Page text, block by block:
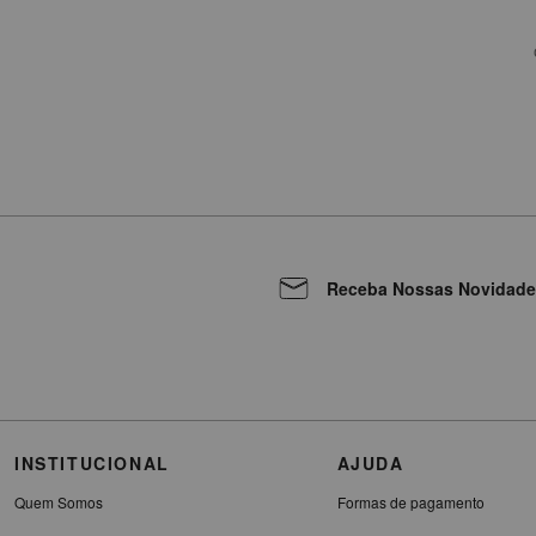
Receba Nossas
INSTITUCIONAL
Quem Somos
AJUDA
Formas de pagamento